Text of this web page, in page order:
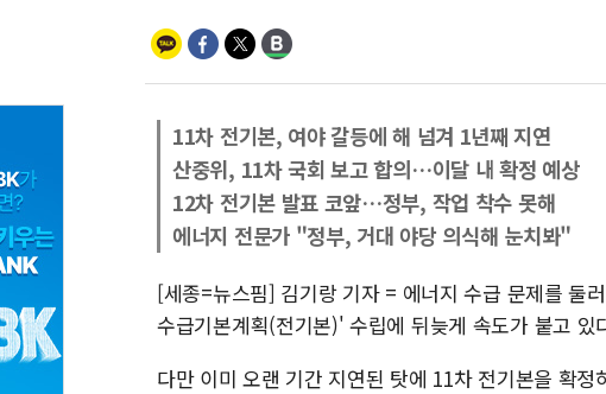
11차 전기본, 여야 갈등에 해 넘겨 1년째 지연
산중위, 11차 국회 보고 합의…이달 내 확정 예상
12차 전기본 발표 코앞…정부, 작업 착수 못해
에너지 전문가 "정부, 거대 야당 의식해 눈치봐"
[세종=뉴스핌] 김기랑 기자 = 에너지 수급 문제를 둘
수급기본계획(전기본)' 수립에 뒤늦게 속도가 붙고 있
다만 이미 오랜 기간 지연된 탓에 11차 전기본을 확